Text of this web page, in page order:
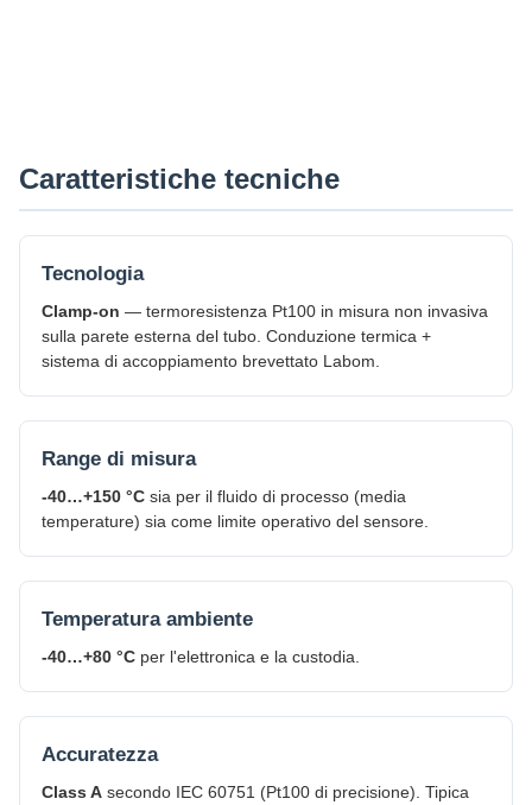
Caratteristiche tecniche
Tecnologia
Clamp-on — termoresistenza Pt100 in misura non invasiva
sulla parete esterna del tubo. Conduzione termica +
sistema di accoppiamento brevettato Labom.
Range di misura
-40…+150 °C sia per il fluido di processo (media
temperature) sia come limite operativo del sensore.
Temperatura ambiente
-40…+80 °C per l'elettronica e la custodia.
Accuratezza
Class A secondo IEC 60751 (Pt100 di precisione). Tipica